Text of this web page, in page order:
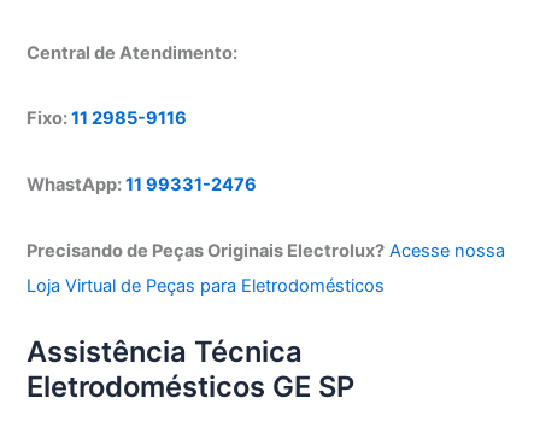
Central de Atendimento:
Fixo:11 2985-9116
WhastApp:11 99331-2476
Precisando de Peças Originais Electrolux? Acesse nossa
Loja Virtual de Peças para Eletrodomésticos
Assistência Técnica
Eletrodomésticos GE SP